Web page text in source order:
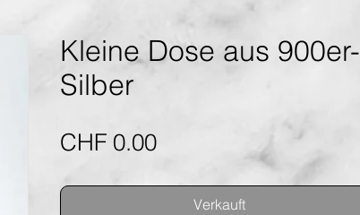
Kleine Dose aus 900er-
Silber
CHF 0.00Preis
Verkauft